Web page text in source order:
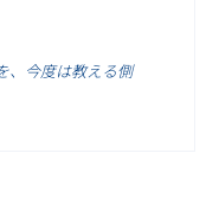
、今度は教える側